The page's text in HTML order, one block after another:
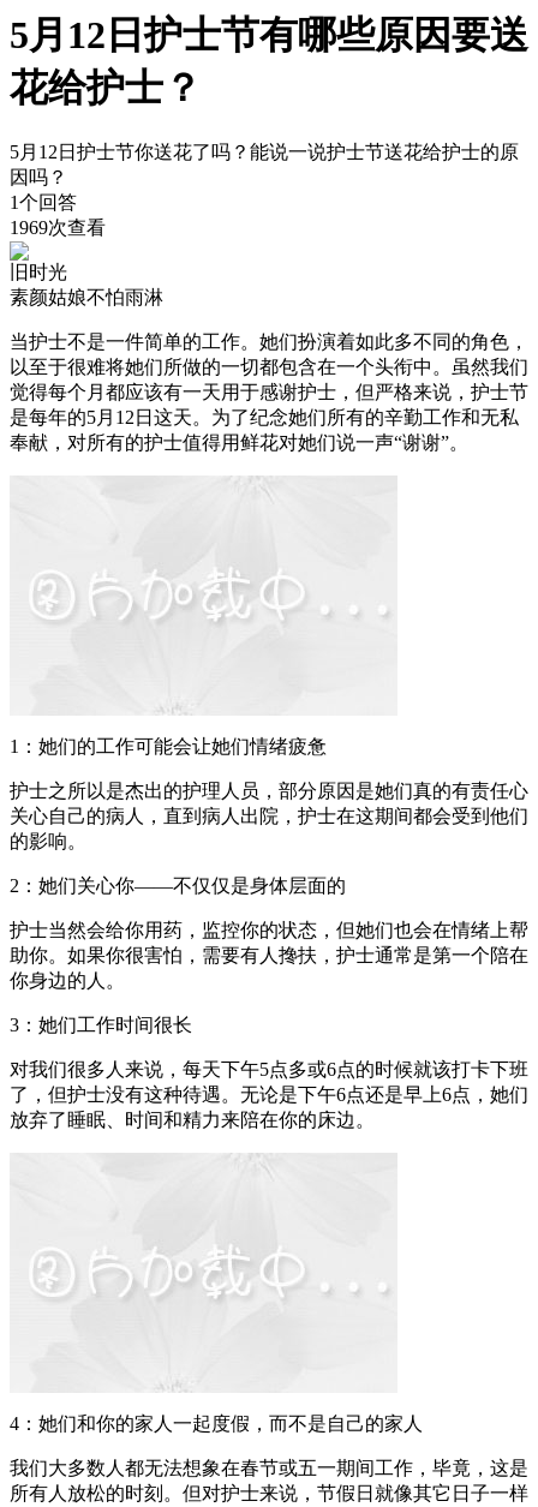
5月12日护士节有哪些原因要送
花给护士？
5月12日护士节你送花了吗？能说一说护士节送花给护士的原
因吗？
1个回答
1969次查看
旧时光
素颜姑娘不怕雨淋
当护士不是一件简单的工作。她们扮演着如此多不同的角色，
以至于很难将她们所做的一切都包含在一个头衔中。虽然我们
觉得每个月都应该有一天用于感谢护士，但严格来说，护士节
是每年的5月12日这天。为了纪念她们所有的辛勤工作和无私
奉献，对所有的护士值得用鲜花对她们说一声“谢谢”。
1：她们的工作可能会让她们情绪疲惫
护士之所以是杰出的护理人员，部分原因是她们真的有责任心
关心自己的病人，直到病人出院，护士在这期间都会受到他们
的影响。
2：她们关心你——不仅仅是身体层面的
护士当然会给你用药，监控你的状态，但她们也会在情绪上帮
助你。如果你很害怕，需要有人搀扶，护士通常是第一个陪在
你身边的人。
3：她们工作时间很长
对我们很多人来说，每天下午5点多或6点的时候就该打卡下班
了，但护士没有这种待遇。无论是下午6点还是早上6点，她们
放弃了睡眠、时间和精力来陪在你的床边。
4：她们和你的家人一起度假，而不是自己的家人
我们大多数人都无法想象在春节或五一期间工作，毕竟，这是
所有人放松的时刻。但对护士来说，节假日就像其它日子一样